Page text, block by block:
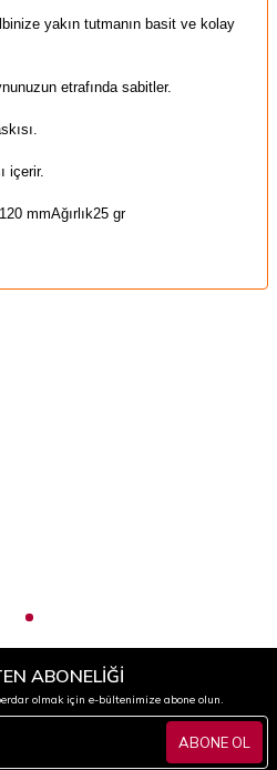
yakın tutmanın basit ve kolay
etrafında sabitler.
içerir.
120 mmAğırlık25 gr
ABONELİĞİ
olmak için e-bültenimize abone olun.
ABONE OL